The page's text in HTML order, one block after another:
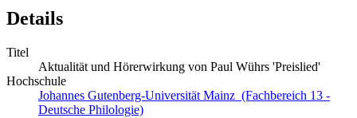
Details
Titel
Aktualität und Hörerwirkung von Paul Wührs 'Preislied'
Hochschule
Johannes Gutenberg-Universität Mainz (Fachbereich 13 -
Deutsche Philologie)